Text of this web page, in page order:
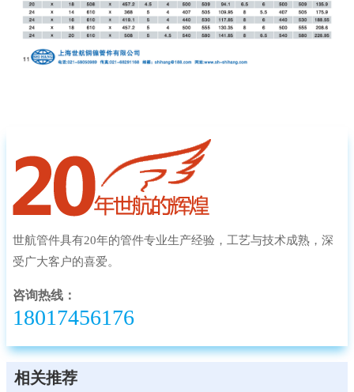
世航管件具有20年的管件专业生产经验，工艺与技术成熟，深
受广大客户的喜爱。
咨询热线：
18017456176
相关推荐